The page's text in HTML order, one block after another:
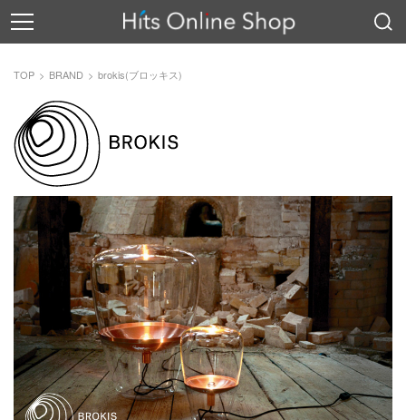
TOP BRAND brokis(ブロッキス)